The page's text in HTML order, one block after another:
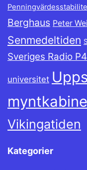
Berghaus Peter
Senmedeltiden
Sveriges Radio
universitet
Vikingatiden
Kategorier